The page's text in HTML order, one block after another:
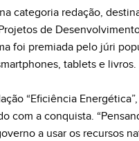
categoria redação,
de
foi premiada pelo júri
tablets e livros.
“Eficiência
com a conquista.
a usar os recursos